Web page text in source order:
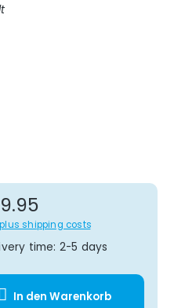
Regular price:
shipping costs
time: 2-5 days
Enter the
In den Warenkorb